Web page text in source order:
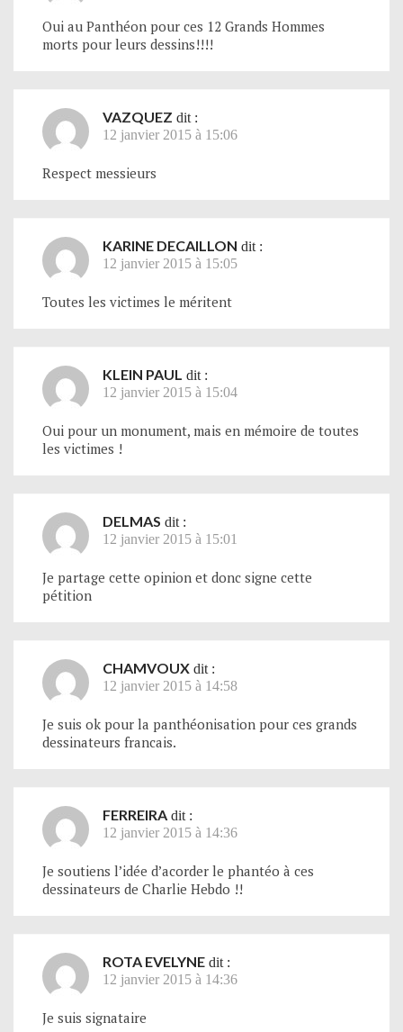
Oui au Panthéon pour ces 12 Grands Hommes
morts pour leurs dessins!!!!
VAZQUEZ dit :
12 janvier 2015 à 15:06
Respect messieurs
KARINE DECAILLON dit :
12 janvier 2015 à 15:05
Toutes les victimes le méritent
KLEIN PAUL dit :
12 janvier 2015 à 15:04
Oui pour un monument, mais en mémoire de toutes
les victimes !
DELMAS dit :
12 janvier 2015 à 15:01
Je partage cette opinion et donc signe cette
pétition
CHAMVOUX dit :
12 janvier 2015 à 14:58
Je suis ok pour la panthéonisation pour ces grands
dessinateurs francais.
FERREIRA dit :
12 janvier 2015 à 14:36
Je soutiens l’idée d’acorder le phantéo à ces
dessinateurs de Charlie Hebdo !!
ROTA EVELYNE dit :
12 janvier 2015 à 14:36
Je suis signataire